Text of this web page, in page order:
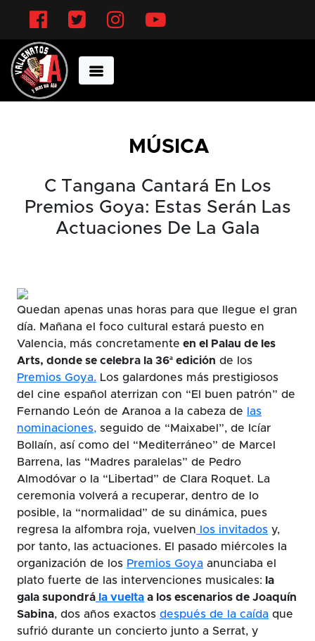
MÚSICA
C Tangana Cantará En Los
Premios Goya: Estas Serán Las
Actuaciones De La Gala
Quedan apenas unas horas para que llegue el gran
día. Mañana el foco cultural estará puesto en
Valencia, más concretamente en el Palau de les
Arts, donde se celebra la 36ª edición de los
Premios Goya. Los galardones más prestigiosos
del cine español aterrizan con “El buen patrón” de
Fernando León de Aranoa a la cabeza de
las
nominaciones, seguido de “Maixabel”, de Icíar
Bollaín, así como del “Mediterráneo” de Marcel
Barrena, las “Madres paralelas” de Pedro
Almodóvar o la “Libertad” de Clara Roquet. La
ceremonia volverá a recuperar, dentro de lo
posible, la “normalidad” de su dinámica, pues
regresa la alfombra roja, vuelven los invitados y,
por tanto, las actuaciones. El pasado miércoles la
organización de los Premios Goya anunciaba el
plato fuerte de las intervenciones musicales: la
gala supondrá la vuelta a los escenarios de Joaquín
Sabina, dos años exactos después de la caída que
sufrió durante un concierto junto a Serrat, y